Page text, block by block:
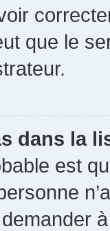
que le
dans la
est